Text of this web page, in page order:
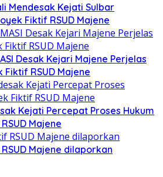
Mendesak Kejati Sulbar
Fiktif RSUD Majene
Desak Kejari Majene Perjelas
Fiktif RSUD Majene
Kejati Percepat Proses Hukum
Majene
Majene dilaporkan